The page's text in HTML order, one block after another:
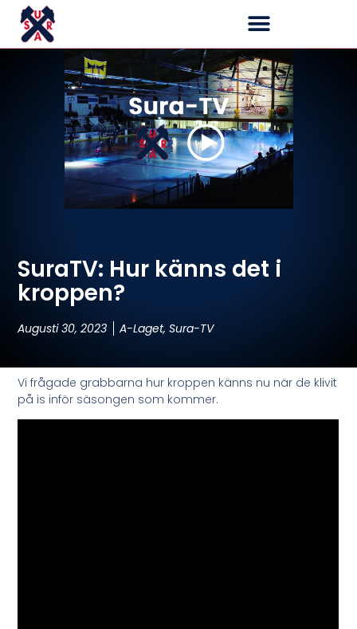
SuraTV: Hur känns det i
kroppen?
Augusti 30, 2023 A-Laget,Sura-TV
Vi frågade grabbarna hur kroppen känns nu när de klivit
på is inför säsongen som kommer.